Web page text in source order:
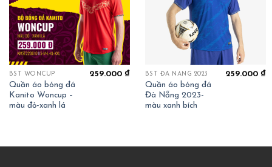
BST WONCUP
Quần áo bóng đá
Kanito Woncup –
màu đỏ-xanh lá
259.000₫ BST ĐÀ NẴNG 2023
Quần áo bóng đá
Đà Nẵng 2023-
màu xanh bích
259.000₫